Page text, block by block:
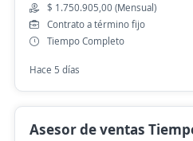
$ 1.750.905,00 (Mensual)
Contrato a término fijo
Tiempo Completo
Hace 5 días
Asesor de ventas